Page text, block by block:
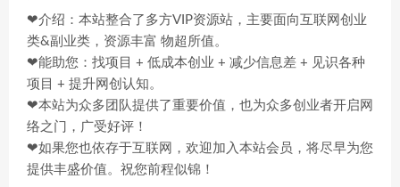
❤介绍：本站整合了多方VIP资源站，主要面向互联网创业
类&副业类，资源丰富 物超所值。
❤能助您：找项目 + 低成本创业 + 减少信息差 + 见识各种
项目 + 提升网创认知。
❤本站为众多团队提供了重要价值，也为众多创业者开启网
络之门，广受好评！
❤如果您也依存于互联网，欢迎加入本站会员，将尽早为您
提供丰盛价值。祝您前程似锦！